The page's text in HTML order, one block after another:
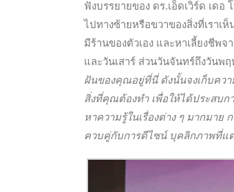
ฟังบรรยายของ ดร.เอ็ดเวิร์ด เด
ไปทางซ้ายหรือขวาของสิ่งที่เราเ
มีร้านของตัวเอง และหาเลี้ยงชีพจ
และวันเสาร์ ส่วนวันจันทร์ถึงวันพ
ฝันของคุณอยู่ที่นี่ ดังนั้นจงเก็บคว
สิ่งที่คุณต้องทำ เพื่อให้ได้ประสบ
หาความรู้ในเรื่องต่าง ๆ มากมาย
ควบคู่กับการดีไซน์ บุคลิกภาพที่แ